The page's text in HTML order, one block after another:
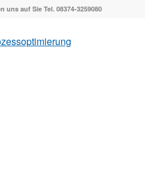
uns auf Sie Tel. 08374-3259080